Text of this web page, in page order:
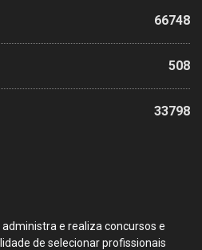
66748
508
33798
e realiza concursos e
de selecionar profissionais